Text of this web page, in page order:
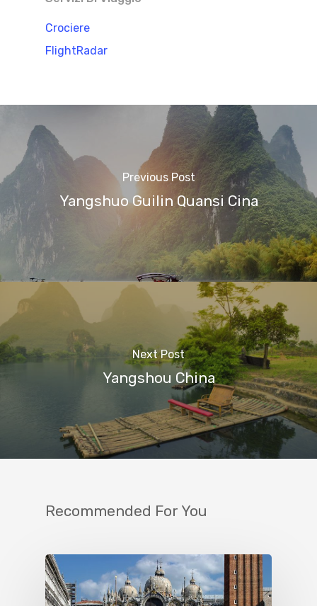
Crociere
FlightRadar
Previous Post
Yangshuo Guilin Quansi Cina
Next Post
Yangshou China
Recommended For You